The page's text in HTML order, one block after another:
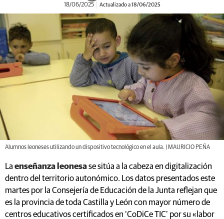
18/06/2025 Actualizado a 18/06/2025
Alumnos leoneses utilizando un dispositivo tecnológico en el aula. | MAURICIO PEÑA
La enseñanza leonesase sitúa a la cabeza en digitalización
dentro del territorio autonómico. Los datos presentados este
martes por la Consejería de Educación de la Junta reflejan que
es la provincia de toda Castilla y León con mayor número de
centros educativos certificados en ‘CoDiCe TIC’ por su «labor